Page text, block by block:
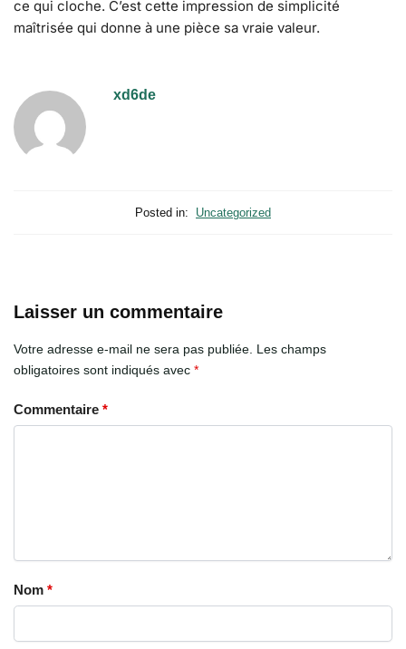
ce qui cloche. C’est cette impression de simplicité
maîtrisée qui donne à une pièce sa vraie valeur.
xd6de
Posted in: Uncategorized
Laisser un commentaire
Votre adresse e-mail ne sera pas publiée. Les champs
obligatoires sont indiqués avec *
Commentaire *
Nom *